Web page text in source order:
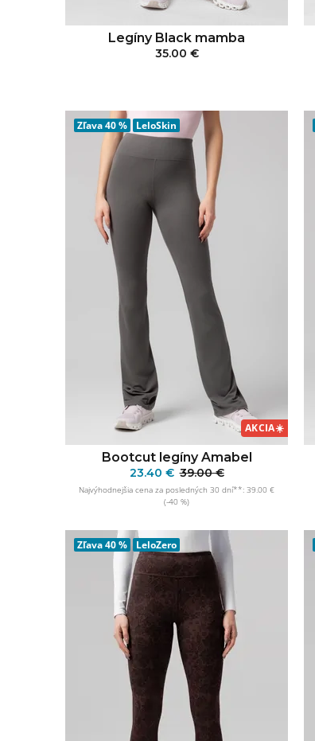
Legíny Black mamba
35.00 €
Zľava40 % LeloSkin
AKCIA☀️
Bootcut legíny Amabel
23.40 € 39.00 €
Najvýhodnejšia cena za posledných 30 dní**: 39.00 €
(-40 %)
PRIDAŤ DO KOŠÍKA
Zľava40 % LeloZero